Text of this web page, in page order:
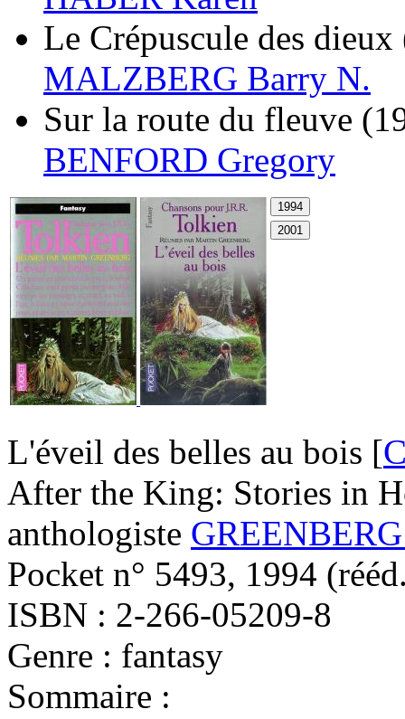
Le Crépuscule des dieux
MALZBERG Barry N.
Sur la route du fleuve
BENFORD Gregory
L'éveil des belles au bois [
After the King: Stories in
anthologiste
Pocket n° 5493, 1994 (
ISBN : 2-266-05209-8
Genre : fantasy
Sommaire :